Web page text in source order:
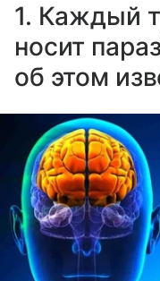
1. Каждый
носит
об этом